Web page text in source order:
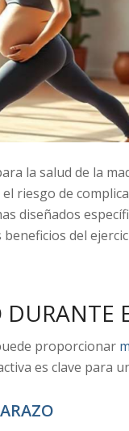
la salud de la
riesgo de
diseñados
del
DURANTE
proporcionar
es clave para